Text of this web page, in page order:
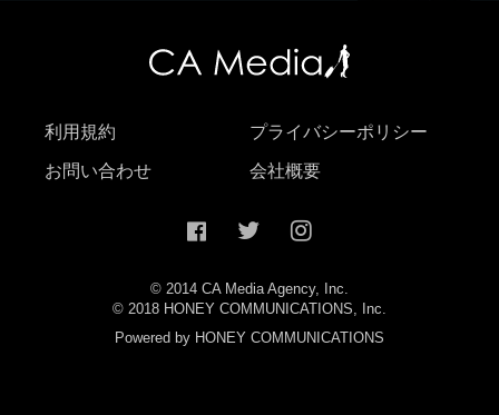
利用規約 プライバシーポリシー
お問い合わせ 会社概要
© 2014 CA Media Agency, Inc.
© 2018 HONEY COMMUNICATIONS, Inc.
Powered by HONEY COMMUNICATIONS